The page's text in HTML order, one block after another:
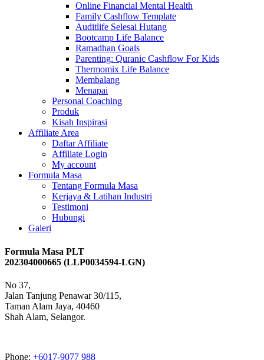
Online Financial Mental Health
Family Cashflow Template
Auditlife Selesai Hutang
Bootcamp Life Balance
Ramadhan Goals
Parenting: Quranic Cashflow For Kids
Thermomix Life Balance
Membalang
Menapai
Personal Coaching
Produk
Kisah Inspirasi
Affiliate Area
Daftar Affiliate
Affiliate Login
My account
Formula Masa
Tentang Formula Masa
Kerjaya & Latihan Industri
Testimoni
Hubungi
Galeri
Formula Masa PLT
202304000665 (LLP0034594-LGN)
No 37,
Jalan Tanjung Penawar 30/115,
Taman Alam Jaya, 40460
Shah Alam, Selangor.
Phone: +6017-9077 988